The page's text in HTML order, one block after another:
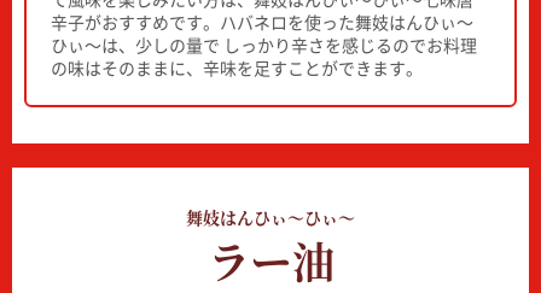
辛子がおすすめです。ハバネロを使った舞妓はんひぃ～
ひぃ～は、少しの量で しっかり辛さを感じるのでお料理
の味はそのままに、辛味を足すことができます。
舞妓はんひぃ～ひぃ～
ラー油